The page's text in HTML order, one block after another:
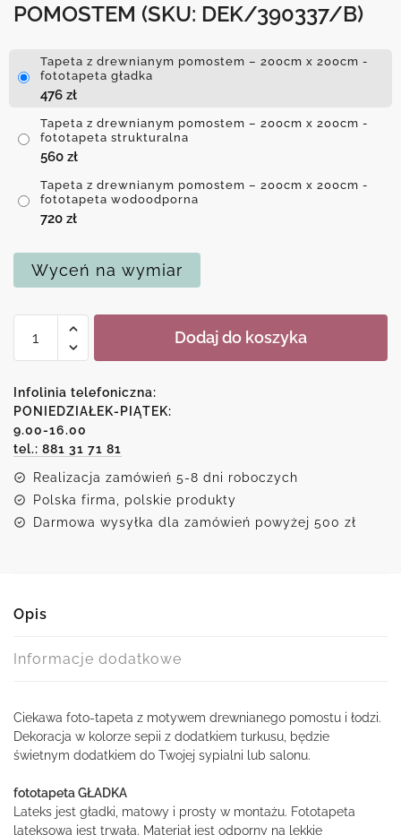
POMOSTEM (SKU: DEK/390337/B)
Tapeta z drewnianym pomostem – 200cm x 200cm -
fototapeta gładka
476 zł
Tapeta z drewnianym pomostem – 200cm x 200cm -
fototapeta strukturalna
560 zł
Tapeta z drewnianym pomostem – 200cm x 200cm -
fototapeta wodoodporna
720 zł
Wyceń na wymiar
Tapeta
drewnianym
pomostem
Dodaj do koszyka
Infolinia telefoniczna:
PONIEDZIAŁEK-PIĄTEK:
9.00-16.00
tel.: 881 31 71 81
Realizacja zamówień 5-8 dni roboczych
Polska firma, polskie produkty
Darmowa wysyłka dla zamówień powyżej 500 zł
Opis
Informacje dodatkowe
Ciekawa foto-tapeta z motywem drewnianego pomostu i łodzi.
Dekoracja w kolorze sepii z dodatkiem turkusu, będzie
świetnym dodatkiem do Twojej sypialni lub salonu.
fototapeta GŁADKA
Lateks jest gładki, matowy i prosty w montażu. Fototapeta
lateksowa jest trwała. Materiał jest odporny na lekkie